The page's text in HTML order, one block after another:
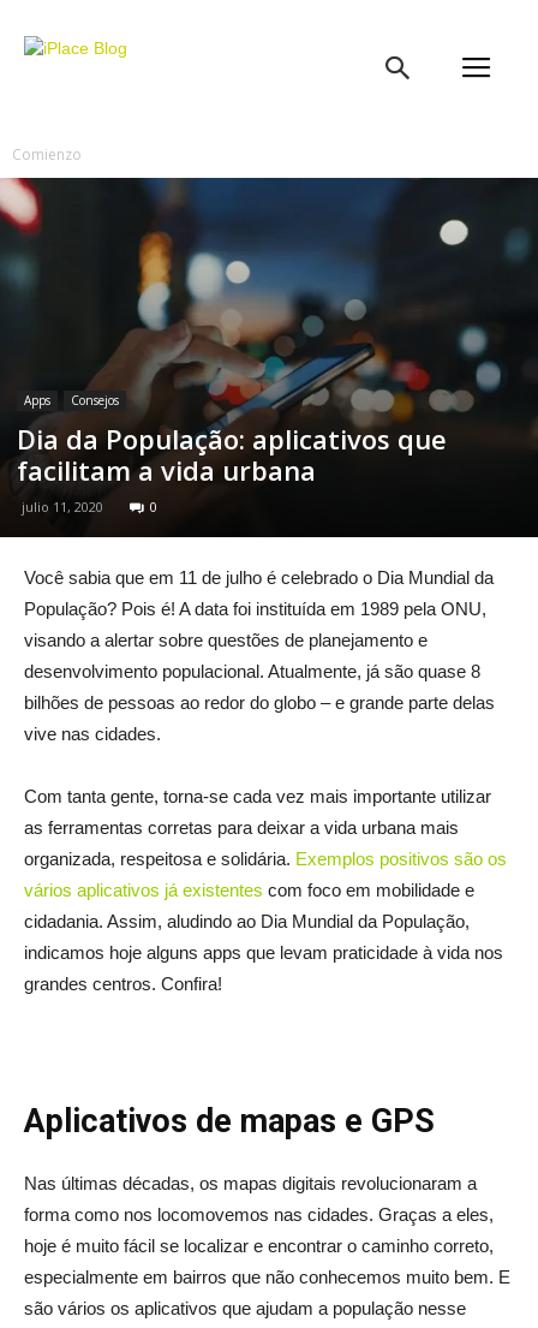
Comienzo
Apps Consejos
Dia da População: aplicativos que
facilitam a vida urbana
julio 11, 2020 0
Você sabia que em 11 de julho é celebrado o Dia Mundial da
População? Pois é! A data foi instituída em 1989 pela ONU,
visando a alertar sobre questões de planejamento e
desenvolvimento populacional. Atualmente, já são quase 8
bilhões de pessoas ao redor do globo – e grande parte delas
vive nas cidades.
Com tanta gente, torna-se cada vez mais importante utilizar
as ferramentas corretas para deixar a vida urbana mais
organizada, respeitosa e solidária. Exemplos positivos são os
vários aplicativos já existentes com foco em mobilidade e
cidadania. Assim, aludindo ao Dia Mundial da População,
indicamos hoje alguns apps que levam praticidade à vida nos
grandes centros. Confira!
Aplicativos de mapas e GPS
Nas últimas décadas, os mapas digitais revolucionaram a
forma como nos locomovemos nas cidades. Graças a eles,
hoje é muito fácil se localizar e encontrar o caminho correto,
especialmente em bairros que não conhecemos muito bem. E
são vários os aplicativos que ajudam a população nesse